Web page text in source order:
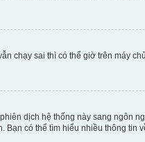
chạy sai thì có thể giờ trên máy
dịch hệ thống này sang ngôn
có thể tìm hiểu nhiều thông tin